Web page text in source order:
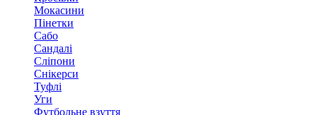
Мокасини
Пінетки
Сабо
Сандалі
Сліпони
Снікерси
Туфлі
Уги
Футбольне взуття